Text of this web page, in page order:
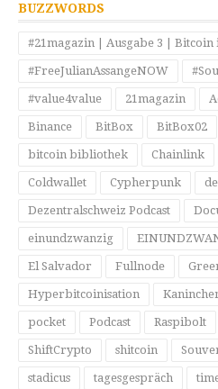
BUZZWORDS
#21magazin | Ausgabe 3 |
#FreeJulianAssangeNOW
#value4value 21magazin
Binance BitBox BitBox02
bitcoin bibliothek Chainlink
Coldwallet Cypherpunk
Dezentralschweiz Podcast
einundzwanzig
El Salvador Fullnode
Hyperbitcoinisation
pocket Podcast Raspibolt
ShiftCrypto shitcoin
stadicus tagesgespräch